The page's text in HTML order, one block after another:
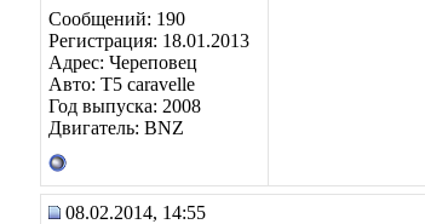
Сообщений: 190
Регистрация: 18.01.2013
Адрес: Череповец
Авто: Т5 caravelle
Год выпуска: 2008
Двигатель: BNZ
08.02.2014, 14:55